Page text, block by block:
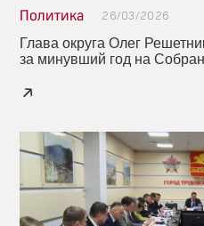
Политика 26/03/2026
Глава округа Олег
за минувший год на